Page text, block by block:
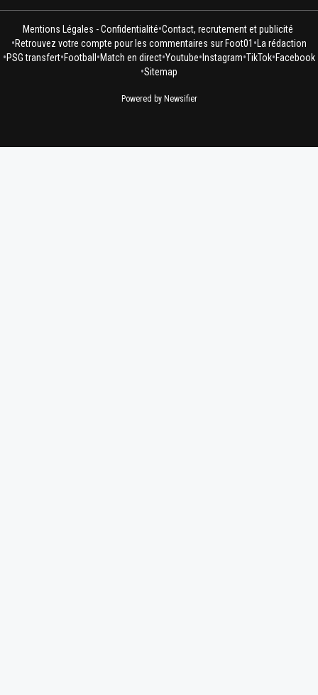
Mentions Légales - Confidentialité•Contact, recrutement et publicité
•Retrouvez votre compte pour les commentaires sur Foot01 •La rédaction
•PSG transfert•Football •Match en direct•Youtube• Instagram•TikTok•Facebook
•Sitemap
Powered by Newsifier